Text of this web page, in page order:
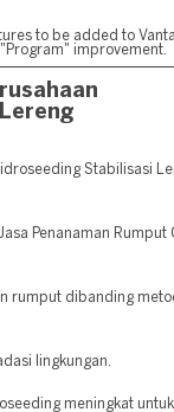
to be added to
improvement.
Stabilisasi
Penanaman Rumput
rumput dibanding
lingkungan.
meningkat